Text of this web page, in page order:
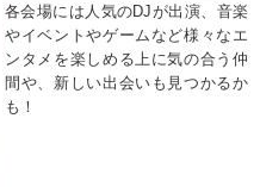
各会場には人気のDJが出演、音楽
やイベントやゲームなど様々なエ
ンタメを楽しめる上に気の合う仲
間や、新しい出会いも見つかるか
も！